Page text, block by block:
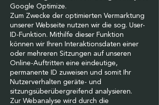
Google Optimize.
Zum Zwecke der optimierten Vermarktung
unserer Webseite nutzen wir die sog. User-
ID-Funktion. Mithilfe dieser Funktion
können wir Ihren Interaktionsdaten einer
oder mehreren Sitzungen auf unseren
Online-Auftritten eine eindeutige,
permanente ID zuweisen und somit Ihr
Nutzerverhalten geräte- und
sitzungsüberübergreifend analysieren.
Zur Webanalyse wird durch die